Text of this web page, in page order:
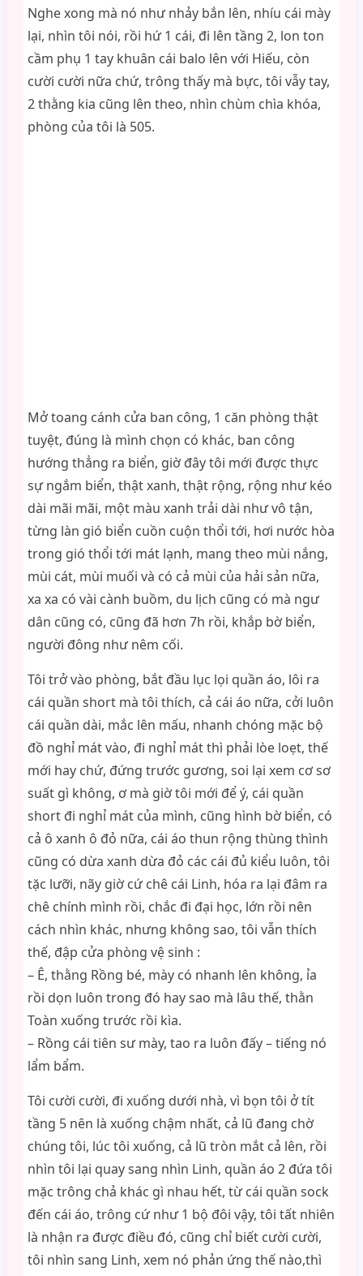
Nghe xong mà nó như nhảy bắn lên, nhíu cái mày
lại, nhìn tôi nói, rồi hứ 1 cái, đi lên tầng 2, lon ton
cầm phụ 1 tay khuân cái balo lên với Hiếu, còn
cười cười nữa chứ, trông thấy mà bực, tôi vẫy tay,
2 thằng kia cũng lên theo, nhìn chùm chìa khóa,
phòng của tôi là 505.
Mở toang cánh cửa ban công, 1 căn phòng thật
tuyệt, đúng là mình chọn có khác, ban công
hướng thẳng ra biển, giờ đây tôi mới được thực
sự ngắm biển, thật xanh, thật rộng, rộng như kéo
dài mãi mãi, một màu xanh trải dài như vô tận,
từng làn gió biển cuồn cuộn thổi tới, hơi nước hòa
trong gió thổi tới mát lạnh, mang theo mùi nắng,
mùi cát, mùi muối và có cả mùi của hải sản nữa,
xa xa có vài cành buồm, du lịch cũng có mà ngư
dân cũng có, cũng đã hơn 7h rồi, khắp bờ biển,
người đông như nêm cối.
Tôi trở vào phòng, bắt đầu lục lọi quần áo, lôi ra
cái quần short mà tôi thích, cả cái áo nữa, cởi luôn
cái quần dài, mắc lên mấu, nhanh chóng mặc bộ
đồ nghỉ mát vào, đi nghỉ mát thì phải lòe loẹt, thế
mới hay chứ, đứng trước gương, soi lại xem cơ sơ
suất gì không, ơ mà giờ tôi mới để ý, cái quần
short đi nghỉ mát của mình, cũng hình bờ biển, có
cả ô xanh ô đỏ nữa, cái áo thun rộng thùng thình
cũng có dừa xanh dừa đỏ các cái đủ kiểu luôn, tôi
tặc lưỡi, nãy giờ cứ chê cái Linh, hóa ra lại đâm ra
chê chính mình rồi, chắc đi đại học, lớn rồi nên
cách nhìn khác, nhưng không sao, tôi vẫn thích
thế, đập cửa phòng vệ sinh :
– Ê, thằng Rồng bé, mày có nhanh lên không, ỉa
rồi dọn luôn trong đó hay sao mà lâu thế, thằn
Toàn xuống trước rồi kìa.
– Rồng cái tiên sư mày, tao ra luôn đấy – tiếng nó
lẩm bẩm.
Tôi cười cười, đi xuống dưới nhà, vì bọn tôi ở tít
tầng 5 nên là xuống chậm nhất, cả lũ đang chờ
chúng tôi, lúc tôi xuống, cả lũ tròn mắt cả lên, rồi
nhìn tôi lại quay sang nhìn Linh, quần áo 2 đứa tôi
mặc trông chả khác gì nhau hết, từ cái quần sock
đến cái áo, trông cứ như 1 bộ đôi vậy, tôi tất nhiên
là nhận ra được điều đó, cũng chỉ biết cười cười,
tôi nhìn sang Linh, xem nó phản ứng thế nào,thì